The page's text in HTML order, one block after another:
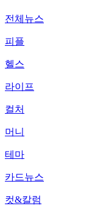
전체뉴스
피플
헬스
라이프
컬처
머니
테마
카드뉴스
컷&칼럼